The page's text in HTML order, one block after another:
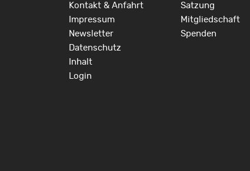
Kontakt & Anfahrt
Impressum
Newsletter
Datenschutz
Inhalt
Login
Satzung
Mitgliedschaft
Spenden